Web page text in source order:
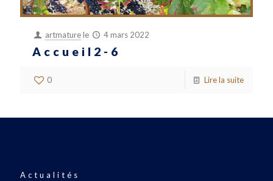
artmaturele 4 mars 2022
Accueil2-6
0 Lire la suite
Actualités